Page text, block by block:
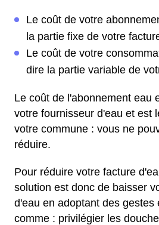
Le coût de votre
la partie fixe de votre
Le coût de votre
dire la partie variable de
Le coût de l'abonnement eau
votre fournisseur d'eau et est
votre commune : vous ne
réduire.
Pour réduire votre facture
solution est donc de baisser
d'eau en adoptant des gestes
comme : privilégier les